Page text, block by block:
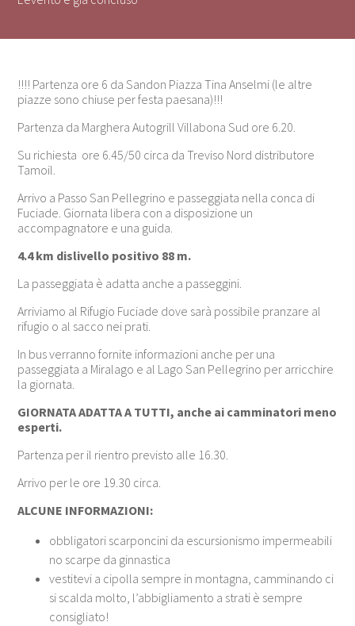
!!!! Partenza ore 6 da Sandon Piazza Tina Anselmi (le altre
piazze sono chiuse per festa paesana)!!!
Partenza da Marghera Autogrill Villabona Sud ore 6.20.
Su richiesta ore 6.45/50 circa da Treviso Nord distributore
Tamoil.
Arrivo a Passo San Pellegrino e passeggiata nella conca di
Fuciade. Giornata libera con a disposizione un
accompagnatore e una guida.
4.4 km dislivello positivo 88 m.
La passeggiata è adatta anche a passeggini.
Arriviamo al Rifugio Fuciade dove sarà possibile pranzare al
rifugio o al sacco nei prati.
In bus verranno fornite informazioni anche per una
passeggiata a Miralago e al Lago San Pellegrino per arricchire
la giornata.
GIORNATA ADATTA A TUTTI, anche ai camminatori meno
esperti.
Partenza per il rientro previsto alle 16.30.
Arrivo per le ore 19.30 circa.
ALCUNE INFORMAZIONI:
obbligatori scarponcini da escursionismo impermeabili
no scarpe da ginnastica
vestitevi a cipolla sempre in montagna, camminando ci
si scalda molto, l’abbigliamento a strati è sempre
consigliato!